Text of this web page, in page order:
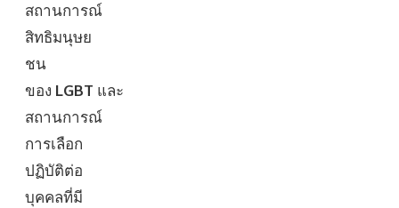
สถานการณ์
สิทธิมนุษย
ชน
ของ LGBT และ
สถานการณ์
การเลือก
ปฏิบัติต่อ
บุคคลที่มี